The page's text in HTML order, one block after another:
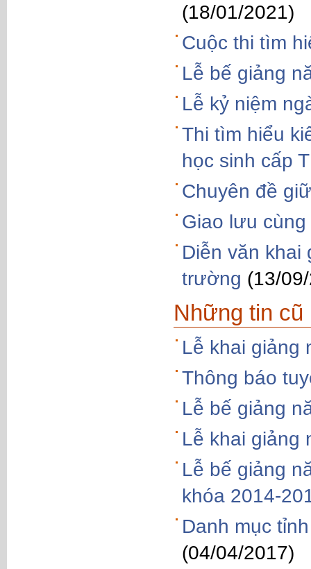
(18/01/2021)
Cuộc thi tìm
Lễ bế giảng
Lễ kỷ niệm
Thi tìm hiểu
học sinh cấp
Chuyên đề
Giao lưu
Diễn văn khai
trường (13/
Những tin cũ
Lễ khai giảng
Thông báo
Lễ bế giảng
Lễ khai giảng
Lễ bế giảng
khóa 2014-
Danh mục
(04/04/2017)